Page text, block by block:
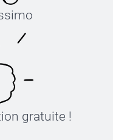
gratuite !